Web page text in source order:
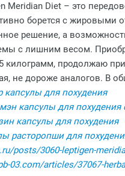
Meridian Diet – это
борется с жировыми
решение, а
с лишним весом.
килограмм, продолжаю
не дороже аналогов. В
капсулы для похудения
капсулы для
капсулы для похудения
расторопши для
posts/3060-leptigen-
03.com/articles/37067-